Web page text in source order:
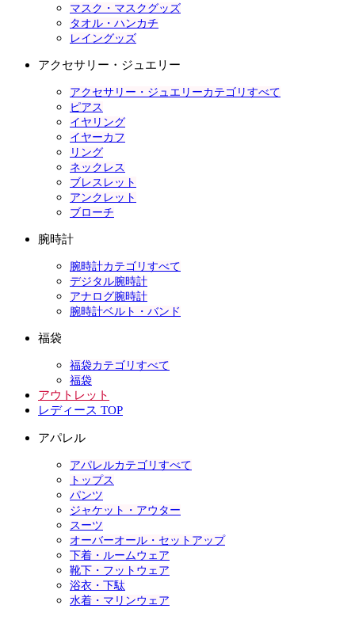
マスク・マスクグッズ
タオル・ハンカチ
レイングッズ
アクセサリー・ジュエリー
アクセサリー・ジュエリーカテゴリすべて
ピアス
イヤリング
イヤーカフ
リング
ネックレス
ブレスレット
アンクレット
ブローチ
腕時計
腕時計カテゴリすべて
デジタル腕時計
アナログ腕時計
腕時計ベルト・バンド
福袋
福袋カテゴリすべて
福袋
アウトレット
レディース TOP
アパレル
アパレルカテゴリすべて
トップス
パンツ
ジャケット・アウター
スーツ
オーバーオール・セットアップ
下着・ルームウェア
靴下・フットウェア
浴衣・下駄
水着・マリンウェア